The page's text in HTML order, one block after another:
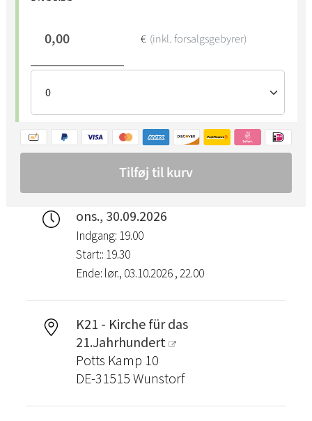
ons., 30.09.2026
Indgang: 19.00
Start:: 19.30
Ende: lør., 03.10.2026 , 22.00
K21 - Kirche für das
21.Jahrhundert
Potts Kamp 10
DE-31515 Wunstorf